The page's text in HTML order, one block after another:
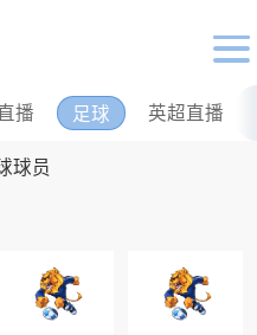
播 足球 英超直播
球员